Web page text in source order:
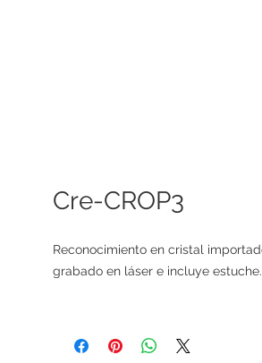
Cre-CROP3
Reconocimiento en cristal
grabado en láser e incluye estuche.